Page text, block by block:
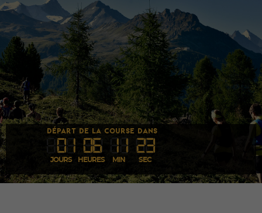
DÉPART DE LA COURSE DANS
0 1 06 1 1 22
JOURS HEURES MIN SEC